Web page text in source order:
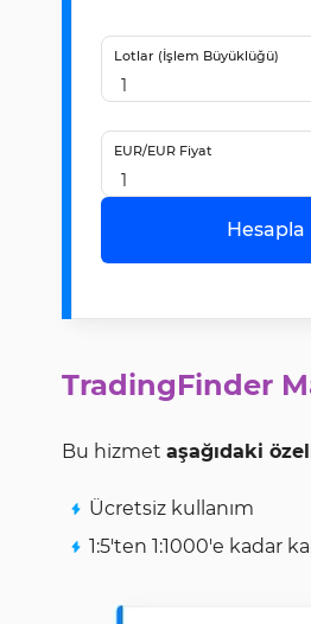
Lotlar (İşlem Büyüklüğü)
EUR/EUR Fiyat
Hesapla
TradingFinder
Bu hizmet aşağıdaki
Ücretsiz kullanım
1:5'ten 1:1000'e kadar